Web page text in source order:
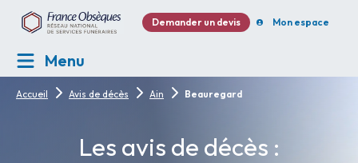
Demander un devis Mon espace
Menu
Accueil Avis de décès Ain Beauregard
Les avis de décès :